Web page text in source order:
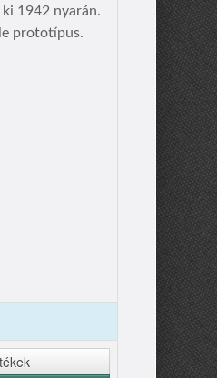
1942 nyarán.
prototípus.